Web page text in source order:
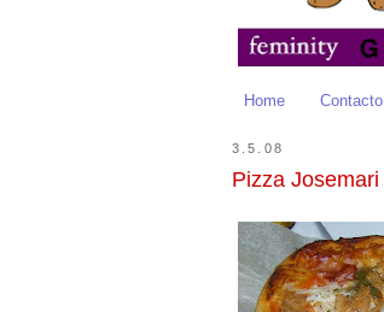
Home Contacto
3.5.08
Pizza Josemari